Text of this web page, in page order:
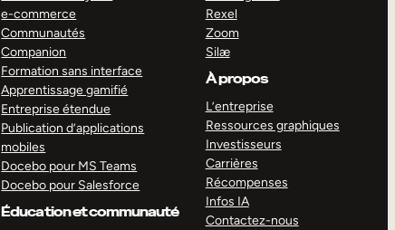
e-commerce
Communautés
Companion
Formation sans interface
Apprentissage gamifié
Entreprise étendue
Publication d’applications
mobiles
Docebo pour MS Teams
Docebo pour Salesforce
Éducation et communauté
Rexel
Zoom
Silæ
À propos
L’entreprise
Ressources graphiques
Investisseurs
Carrières
Récompenses
Infos IA
Contactez-nous